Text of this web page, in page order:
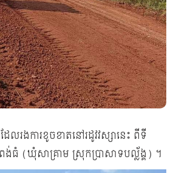
ែលរងការខូចខាតនៅរដូវវស្សានេះ ពីទី
ធំ (ឃុំសាគ្រាម ស្រុកប្រាសាទបល្ល័ង្គ) ។